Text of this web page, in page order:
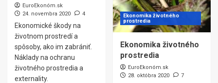
EuroEkonóm.sk
24. novembra 2020
4
Ekonomické škody na
životnom prostredí a
spôsoby, ako im zabrániť.
Náklady na ochranu
životného prostredia a
externality.
Ekonomika životného
prostredia
Ekonomika životného
prostredia
EuroEkonóm.sk
28. októbra 2020
7